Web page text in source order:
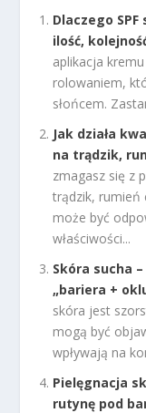
Dlaczego
ilość,
aplikacja
rolowaniem,
słońcem.
Jak działa
na trądzik,
zmagasz się z
trądzik, rumień
może być
właściwości...
Skóra sucha
„bariera +
skóra jest
mogą być
wpływają na
Pielęgnacja
rutynę pod